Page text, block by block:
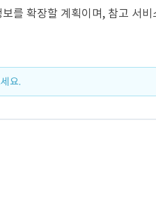
를 확장할 계획이며, 참고 서비
요.